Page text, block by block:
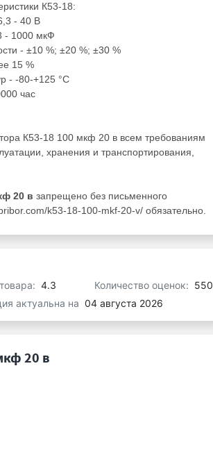
К53-18:
- 40 В
- 1000 мкФ
- ±10 %; ±20 %; ±30 %
15 %
- -80-+125 °С
час
К53-18 100 мкф 20 в всем требованиям
хранения и транспортирования,
20 в запрещено без письменного
k53-18-100-mkf-20-v/ обязательно.
4.3 Количество оценок: 550
актуальна на 04 августа 2026
20 в